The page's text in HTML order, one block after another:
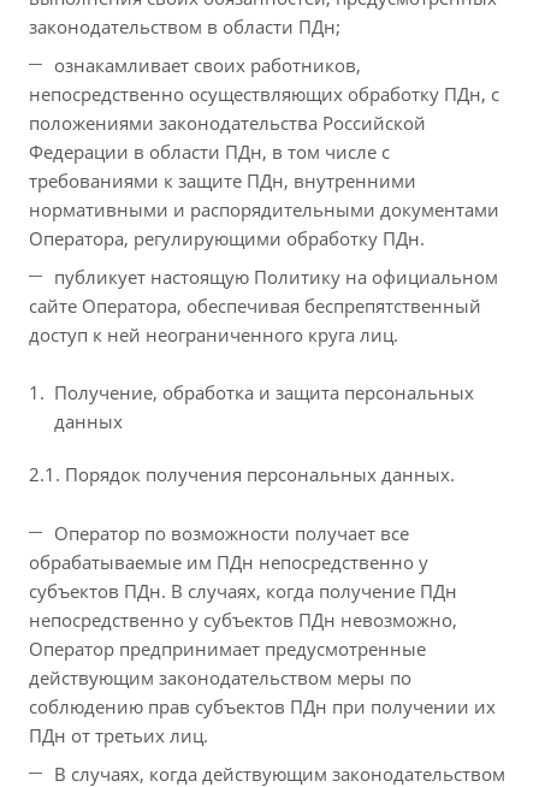
законодательством в области ПДн;
ознакамливает своих работников,
непосредственно осуществляющих обработку ПДн, с
положениями законодательства Российской
Федерации в области ПДн, в том числе с
требованиями к защите ПДн, внутренними
нормативными и распорядительными документами
Оператора, регулирующими обработку ПДн.
публикует настоящую Политику на официальном
сайте Оператора, обеспечивая беспрепятственный
доступ к ней неограниченного круга лиц.
Получение, обработка и защита персональных
данных
2.1. Порядок получения персональных данных.
Оператор по возможности получает все
обрабатываемые им ПДн непосредственно у
субъектов ПДн. В случаях, когда получение ПДн
непосредственно у субъектов ПДн невозможно,
Оператор предпринимает предусмотренные
действующим законодательством меры по
соблюдению прав субъектов ПДн при получении их
ПДн от третьих лиц.
В случаях, когда действующим законодательством